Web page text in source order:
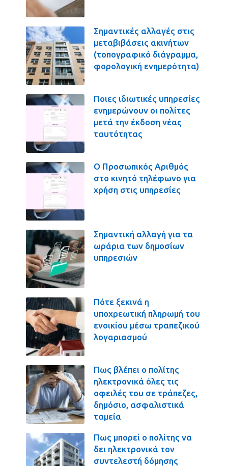
Σημαντικές αλλαγές στις
μεταβιβάσεις ακινήτων
(τοπογραφικό διάγραμμα,
φορολογική ενημερότητα)
Ποιες ιδιωτικές υπηρεσίες
ενημερώνουν οι πολίτες
μετά την έκδοση νέας
ταυτότητας
Ο Προσωπικός Αριθμός
στο κινητό τηλέφωνο για
χρήση στις υπηρεσίες
Σημαντική αλλαγή για τα
ωράρια των δημοσίων
υπηρεσιών
Πότε ξεκινά η
υποχρεωτική πληρωμή του
ενοικίου μέσω τραπεζικού
λογαριασμού
Πως βλέπει ο πολίτης
ηλεκτρονικά όλες τις
οφειλές του σε τράπεζες,
δημόσιο, ασφαλιστικά
ταμεία
Πως μπορεί ο πολίτης να
δει ηλεκτρονικά τον
συντελεστή δόμησης